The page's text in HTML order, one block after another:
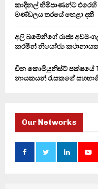
කාදිනල් හිමිපාණන්ට එරෙහි
මණ්ඩලය තරයේ හෙළා දකී
අලි ඛමේනිගේ රාජ්‍ය
කරමින් නියෝජ්‍ය
චීන කොමියුනිස්ට් පක්ෂයේ
නායකයන් රැසකගේ
Our Networks